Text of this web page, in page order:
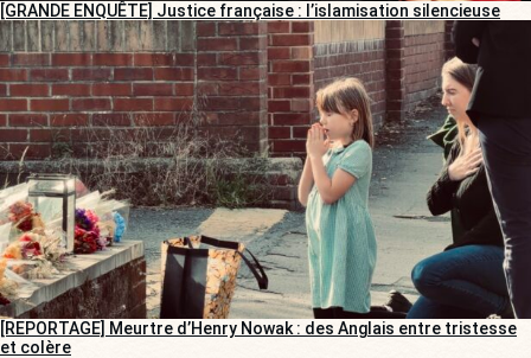
[GRANDE ENQUÊTE] Justice française : l’islamisation silencieuse
[REPORTAGE] Meurtre d’Henry Nowak : des Anglais entre tristesse
et colère